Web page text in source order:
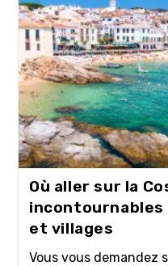
Où aller sur la
et villages
Vous vous demandez